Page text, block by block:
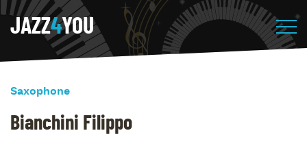
JAZZ4YOU
Saxophone
Bianchini Filippo